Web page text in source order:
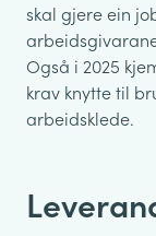
skal gjere ein
Også i 2025
krav knytte til
arbeidsklede.